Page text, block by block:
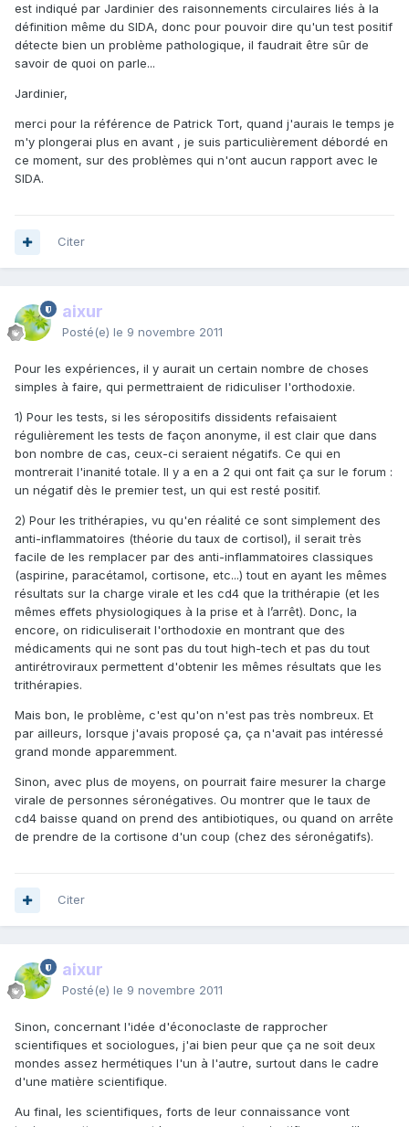
est indiqué par Jardinier des raisonnements circulaires liés à la
définition même du SIDA, donc pour pouvoir dire qu'un test positif
détecte bien un problème pathologique, il faudrait être sûr de
savoir de quoi on parle...
Jardinier,
merci pour la référence de Patrick Tort, quand j'aurais le temps je
m'y plongerai plus en avant , je suis particulièrement débordé en
ce moment, sur des problèmes qui n'ont aucun rapport avec le
SIDA.
Citer
aixur
Posté(e) le 9 novembre 2011
Pour les expériences, il y aurait un certain nombre de choses
simples à faire, qui permettraient de ridiculiser l'orthodoxie.
1) Pour les tests, si les séropositifs dissidents refaisaient
régulièrement les tests de façon anonyme, il est clair que dans
bon nombre de cas, ceux-ci seraient négatifs. Ce qui en
montrerait l'inanité totale. Il y a en a 2 qui ont fait ça sur le forum :
un négatif dès le premier test, un qui est resté positif.
2) Pour les trithérapies, vu qu'en réalité ce sont simplement des
anti-inflammatoires (théorie du taux de cortisol), il serait très
facile de les remplacer par des anti-inflammatoires classiques
(aspirine, paracétamol, cortisone, etc...) tout en ayant les mêmes
résultats sur la charge virale et les cd4 que la trithérapie (et les
mêmes effets physiologiques à la prise et à l’arrêt). Donc, la
encore, on ridiculiserait l'orthodoxie en montrant que des
médicaments qui ne sont pas du tout high-tech et pas du tout
antirétroviraux permettent d'obtenir les mêmes résultats que les
trithérapies.
Mais bon, le problème, c'est qu'on n'est pas très nombreux. Et
par ailleurs, lorsque j'avais proposé ça, ça n'avait pas intéressé
grand monde apparemment.
Sinon, avec plus de moyens, on pourrait faire mesurer la charge
virale de personnes séronégatives. Ou montrer que le taux de
cd4 baisse quand on prend des antibiotiques, ou quand on arrête
de prendre de la cortisone d'un coup (chez des séronégatifs).
Citer
aixur
Posté(e) le 9 novembre 2011
Sinon, concernant l'idée d'éconoclaste de rapprocher
scientifiques et sociologues, j'ai bien peur que ça ne soit deux
mondes assez hermétiques l'un à l'autre, surtout dans le cadre
d'une matière scientifique.
Au final, les scientifiques, forts de leur connaissance vont